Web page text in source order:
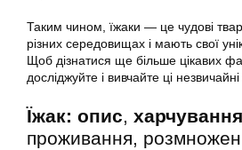
Таким чином, їжаки — це чудові
різних середовищах і мають свої
Щоб дізнатися ще більше цікавих
досліджуйте і вивчайте ці
Їжак: опис, харчування
проживання,